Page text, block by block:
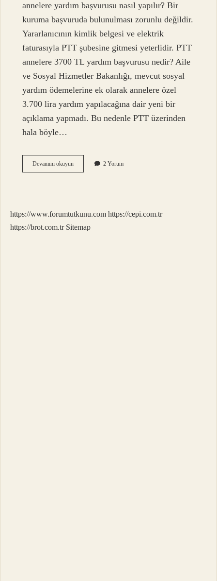
annelere yardım başvurusu nasıl yapılır? Bir
kuruma başvuruda bulunulması zorunlu değildir.
Yararlanıcının kimlik belgesi ve elektrik
faturasıyla PTT şubesine gitmesi yeterlidir. PTT
annelere 3700 TL yardım başvurusu nedir? Aile
ve Sosyal Hizmetler Bakanlığı, mevcut sosyal
yardım ödemelerine ek olarak annelere özel
3.700 lira yardım yapılacağına dair yeni bir
açıklama yapmadı. Bu nedenle PTT üzerinden
hala böyle…
Devamını okuyunPtt
Annelere
Nasıl
Yapılır
2 Yorum
https://www.forumtutkunu.com https://cepi.com.tr
https://brot.com.tr Sitemap